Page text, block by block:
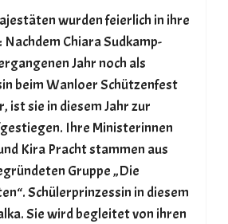
wurden feierlich in ihre
Chiara Sudkamp-
Jahr noch als
beim Wanloer Schützenfest
ist sie in diesem Jahr zur
Ihre Ministerinnen
Kira Pracht stammen aus
Gruppe „Die
Schülerprinzessin in diesem
Sie wird begleitet von ihren